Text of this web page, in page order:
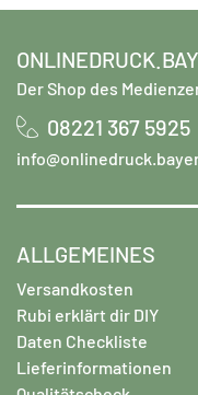
Der Shop des
08221 367 5925
ALLGEMEINES
Versandkosten
Rubi erklärt dir DIY
Daten Checkliste
Lieferinformationen